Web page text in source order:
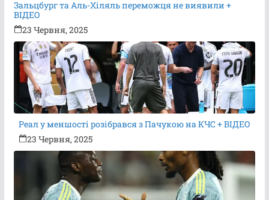
Зальцбург та Аль-Хіляль переможця не виявили +
ВІДЕО
23 Червня, 2025
Реал у меншості розібрався з Пачукою на КЧС + ВІДЕО
23 Червня, 2025